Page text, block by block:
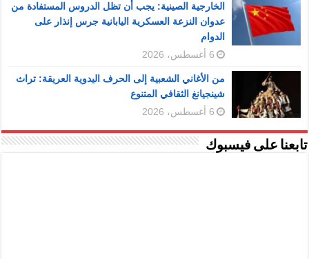
الخارجية الصينية: يجب أن تظل الدروس المستفادة من
عدوان النزعة العسكرية اليابانية جرس إنذار على
الدوام
6 أغسطس، 2026
من الأغاني الشعبية إلى الحرف اليدوية العريقة: تراث
شينجيانغ الثقافي المتنوع
6 أغسطس، 2026
تابعنا على فيسبوك